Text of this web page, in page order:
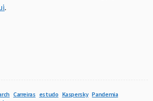
.
Carreiras estudo Kaspersky Pandemia